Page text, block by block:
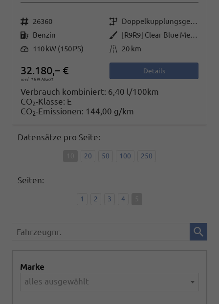
Fahrzeugnr. 26360 Getriebe
Doppelkupplungsgetriebe (DSG)
Kraftstoff Benzin Außenfarbe
[R9R9] Clear Blue Metallic
Leistung 110 kW (150 PS) Kilometerstand 20 km
32.180,– €
incl. 19% MwSt.
Details
Verbrauch kombiniert: 6,40 l/100km
CO2-Klasse: E
CO2-Emissionen: 144,00 g/km
Datensätze pro Seite:
20 50 100 250
Seiten:
1 2 3 4
Fahrzeugnr.
Marke
alles ausgewählt